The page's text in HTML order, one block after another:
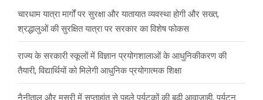
चारधाम यात्रा मार्गों पर सुरक्षा और यातायात व्यवस्था होगी और सख्त,
श्रद्धालुओं की सुरक्षित यात्रा पर सरकार का विशेष फोकस
राज्य के सरकारी स्कूलों में विज्ञान प्रयोगशालाओं के आधुनिकीकरण की
तैयारी, विद्यार्थियों को मिलेगी आधुनिक प्रयोगात्मक शिक्षा
नैनीताल और मसूरी में सप्ताहांत से पहले पर्यटकों की बढ़ी आवाजाही, पर्यटन